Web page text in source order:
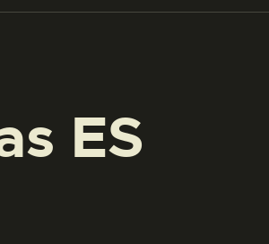
ES